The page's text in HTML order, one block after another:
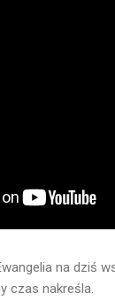
na dziś
czas nakreśla.